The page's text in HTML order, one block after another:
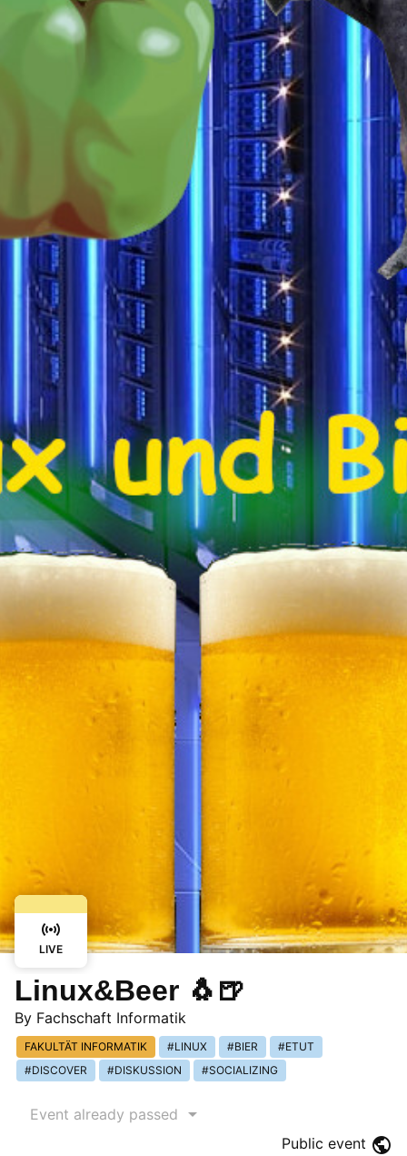
LIVE
Linux&Beer 🐧🍺
By Fachschaft Informatik
FAKULTÄT INFORMATIK LINUX BIER
ETUT
DISCOVER
DISKUSSION SOCIALIZING
Event already passed
Public event